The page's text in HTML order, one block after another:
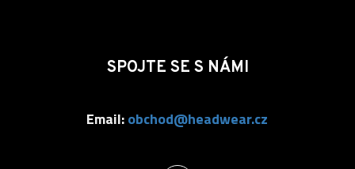
SPOJTE SE S NÁMI
Email:obchod@headwear.cz